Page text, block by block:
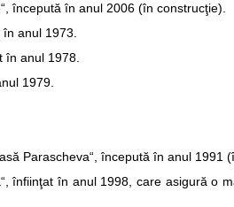
începută în anul 2006 (în construcţie).
anul 1973.
în anul 1978.
1979.
Parascheva“, începută în anul 1991
înfiinţat în anul 1998, care asigură o